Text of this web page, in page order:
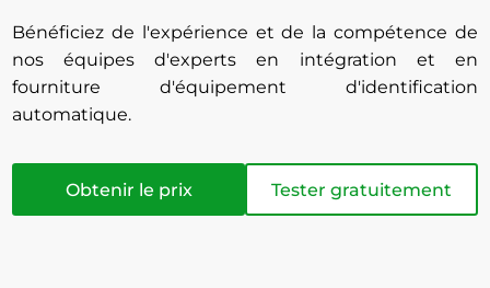
Bénéficiez de l'expérience et de la compétence de
nos équipes d'experts en intégration et en
fourniture d'équipement d'identification
automatique.
Obtenir le prix Tester gratuitement